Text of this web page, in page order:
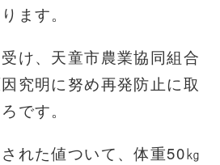
ます。
け、天童市農業協同組合
究明に努め再発防止に取
です。
れた値ついて、体重50㎏